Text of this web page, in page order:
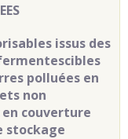
issus des
polluées en
non
couverture
stockage